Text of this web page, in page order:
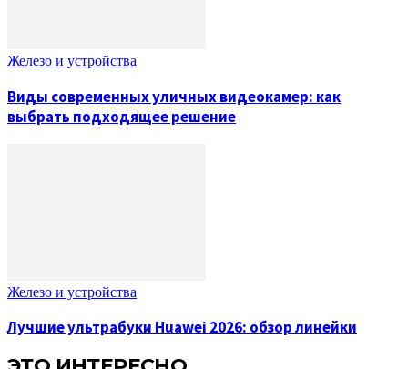
Железо и устройства
Виды современных уличных видеокамер: как
выбрать подходящее решение
Железо и устройства
Лучшие ультрабуки Huawei 2026: обзор линейки